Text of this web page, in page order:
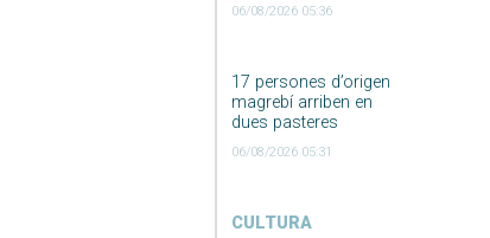
06/08/2026 05:36
17 persones d’origen
magrebí arriben en
dues pasteres
06/08/2026 05:31
CULTURA